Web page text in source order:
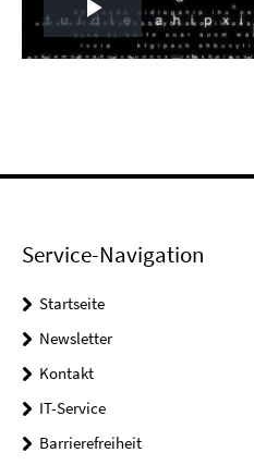
Play
Service-Navigation
Startseite
Newsletter
Kontakt
IT-Service
Barrierefreiheit